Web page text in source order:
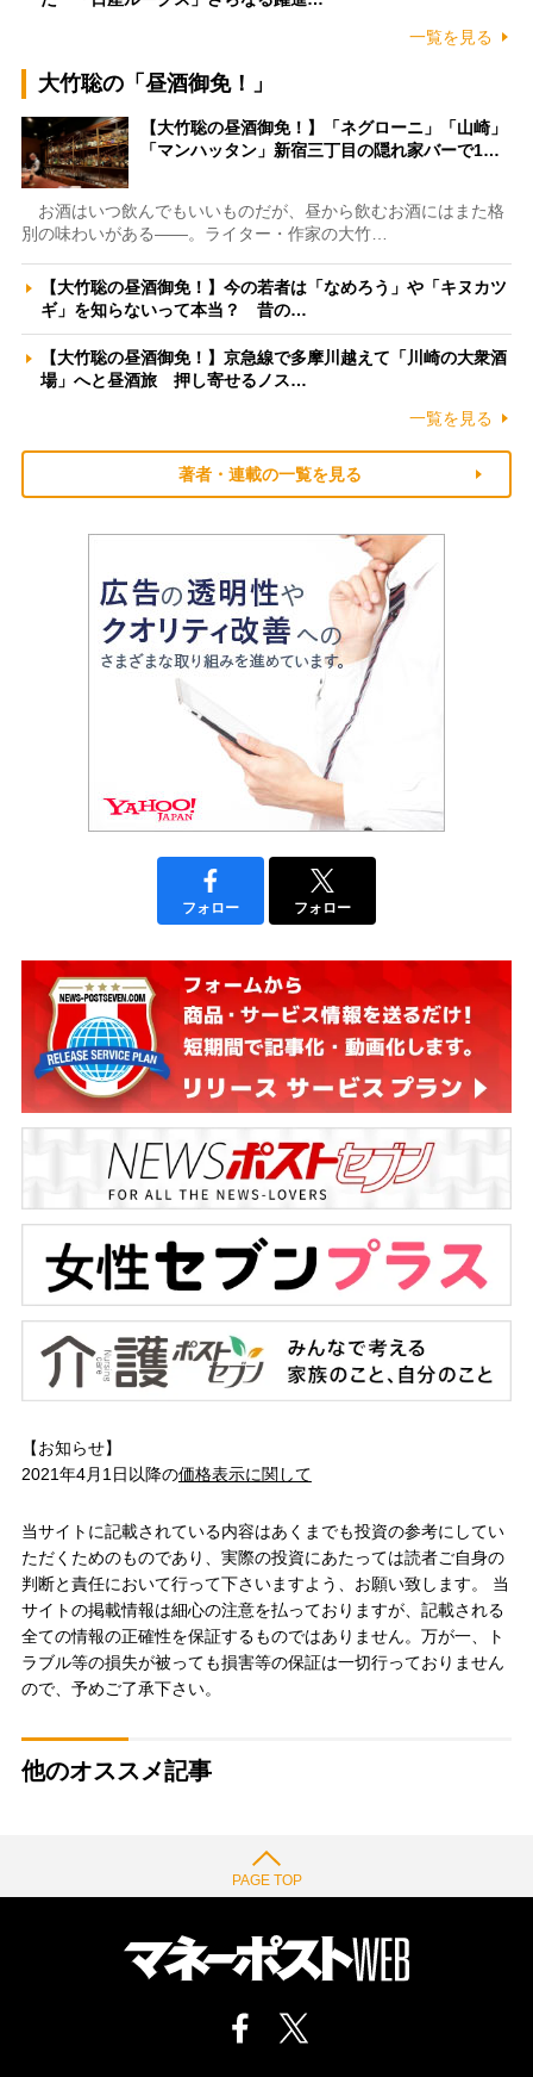
一覧を見る
大竹聡の「昼酒御免！」
【大竹聡の昼酒御免！】「ネグローニ」「山崎」
「マンハッタン」新宿三丁目の隠れ家バーで1…
お酒はいつ飲んでもいいものだが、昼から飲むお酒にはまた格
別の味わいがある――。ライター・作家の大竹…
【大竹聡の昼酒御免！】今の若者は「なめろう」や「キヌカツ
ギ」を知らないって本当？ 昔の…
【大竹聡の昼酒御免！】京急線で多摩川越えて「川崎の大衆酒
場」へと昼酒旅 押し寄せるノス…
一覧を見る
著者・連載の一覧を見る
フォロー フォロー
【お知らせ】
2021年4月1日以降の価格表示に関して
当サイトに記載されている内容はあくまでも投資の参考にしてい
ただくためのものであり、実際の投資にあたっては読者ご自身の
判断と責任において行って下さいますよう、お願い致します。 当
サイトの掲載情報は細心の注意を払っておりますが、記載される
全ての情報の正確性を保証するものではありません。万が一、ト
ラブル等の損失が被っても損害等の保証は一切行っておりません
ので、予めご了承下さい。
他のオススメ記事
PAGE TOP